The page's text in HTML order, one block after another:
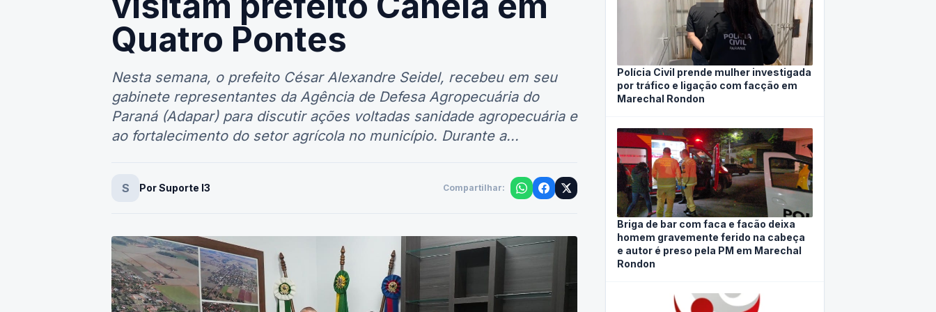
Quatro Pontes
Nesta semana, o prefeito César Alexandre Seidel, recebeu em seu
gabinete representantes da Agência de Defesa Agropecuária do
Paraná (Adapar) para discutir ações voltadas sanidade agropecuária e
ao fortalecimento do setor agrícola no município. Durante a...
Polícia Civil prende mulher investigada
por tráfico e ligação com facção em
Marechal Rondon
Briga de bar com faca e facão deixa
homem gravemente ferido na cabeça
e autor é preso pela PM em Marechal
Rondon